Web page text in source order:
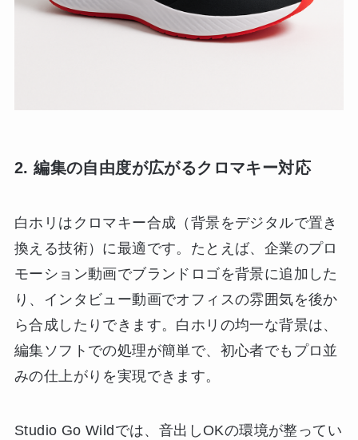
2. 編集の自由度が広がるクロマキー対応
白ホリはクロマキー合成（背景をデジタルで置き
換える技術）に最適です。たとえば、企業のプロ
モーション動画でブランドロゴを背景に追加した
り、インタビュー動画でオフィスの雰囲気を後か
ら合成したりできます。白ホリの均一な背景は、
編集ソフトでの処理が簡単で、初心者でもプロ並
みの仕上がりを実現できます。
Studio Go Wildでは、音出しOKの環境が整ってい